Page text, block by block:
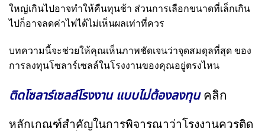
ใหญ่เกินไปอาจทำให้คืนทุนช้า ส่วนการเลือกขนาดที่เล็กเกิน
ไปก็อาจลดค่าไฟได้ไม่เห็นผลเท่าที่ควร
บทความนี้จะช่วยให้คุณเห็นภาพชัดเจนว่าจุดสมดุลที่สุด ของ
การลงทุนโซลาร์เซลล์ในโรงงานของคุณอยู่ตรงไหน
ติดโซลาร์เซลล์โรงงาน แบบไม่ต้องลงทุน คลิก
หลักเกณฑ์สำคัญในการพิจารณาว่าโรงงานควรติด